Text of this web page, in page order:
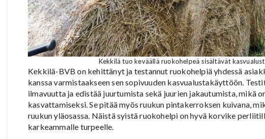
Kekkilä tuo keväällä ruokohelpeä sisältävät
Kekkilä-BVB on kehittänyt ja testannut ruokohelpiä yhdessä
kanssa varmistaakseen sen sopivuuden kasvualustakäyttöön.
ilmavuutta ja edistää juurtumista sekä juurien jakautumista, mikä
kasvattamiseksi. Se pitää myös ruukun pintakerroksen kuivana,
ruukun yläosassa. Näistä syistä ruokohelpi on hyvä korvike
karkeammalle turpeelle.